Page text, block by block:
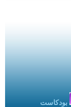
بودكاست